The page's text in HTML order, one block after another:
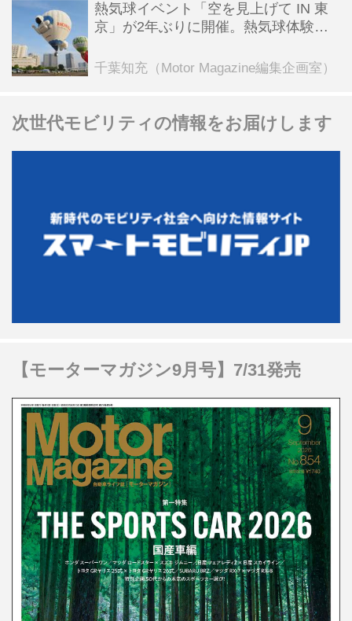
熱気球イベント「空を見上げて IN 東
京」が2年ぶりに開催。熱気球体験搭
ンテンツも
千葉知充（Motor Magazine編集企画室）
次世代モビリティの情報をお届けします
【モーターマガジン9月号】7/31発売